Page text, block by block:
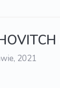
2021